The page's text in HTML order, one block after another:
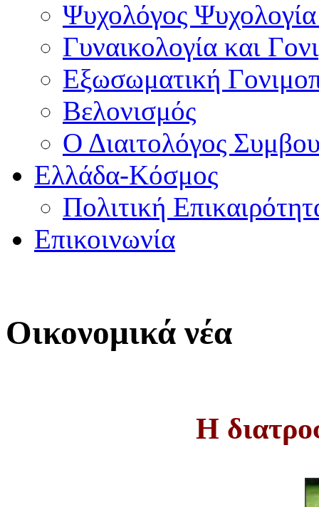
Ψυχολόγος
Γυναικολογία και
Εξωσωματική
Βελονισμός
Ο Διαιτολόγος
Ελλάδα-Κόσμος
Πολιτική
Επικοινωνία
Οικονομικά νέα
Η